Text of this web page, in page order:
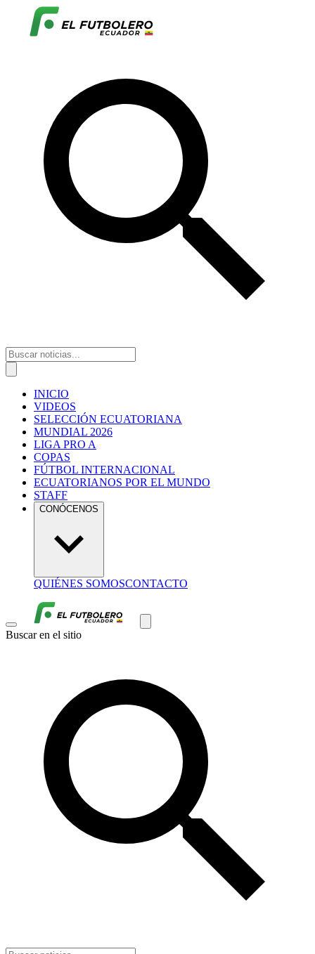
INICIO
VIDEOS
SELECCIÓN ECUATORIANA
MUNDIAL 2026
LIGA PRO A
COPAS
FÚTBOL INTERNACIONAL
ECUATORIANOS POR EL MUNDO
STAFF
CONÓCENOS
QUIÉNES SOMOSCONTACTO
Buscar en el sitio